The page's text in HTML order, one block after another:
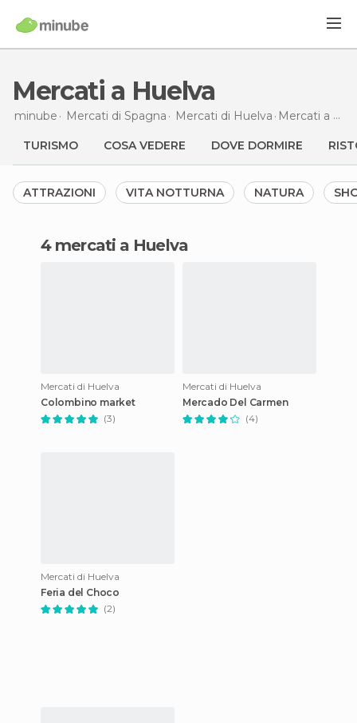
Mercati a Huelva
minube Mercati di Spagna Mercati di Huelva Mercati a Huelva
TURISMO COSA VEDERE DOVE DORMIRE
ATTRAZIONI VITA NOTTURNA NATURA
4 mercati a Huelva
Mercati di Huelva
Colombino market
(3)
Mercati di Huelva
Mercado Del Carmen
(4)
Mercati di Huelva
Feria del Choco
(2)